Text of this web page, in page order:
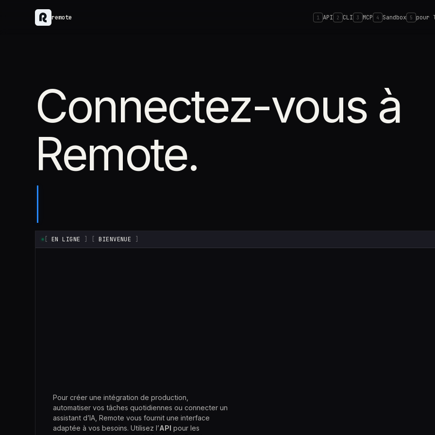
remote 1 API 2 CLI 3 MCP 4 Sandbox 5 pour
Connectez-vous à
Remote.
[ EN LIGNE ] [ BIENVENUE ]
Pour créer une intégration de production,
automatiser vos tâches quotidiennes ou connecter un
assistant d’IA, Remote vous fournit une interface
adaptée à vos besoins. Utilisez l’API pour les